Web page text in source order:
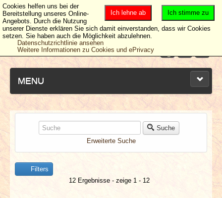
MENU
NEUESTE ARTIKEL
NEWS & DATES
BERICHTE
Suche
Erweiterte Suche
Filters
12 Ergebnisse - zeige 1 - 12
Ich stimme zu
Ich lehne ab
Cookies helfen uns bei der
Bereitstellung unseres Online-
Angebots. Durch die Nutzung
unserer Dienste erklären Sie sich damit einverstanden, dass wir Cookies
setzen. Sie haben auch die Möglichkeit abzulehnen.
Datenschutzrichtlinie ansehen
Weitere Informationen zu Cookies und ePrivacy